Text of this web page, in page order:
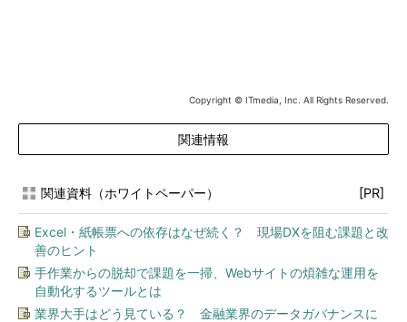
Copyright © ITmedia, Inc. All Rights Reserved.
関連情報
関連資料（ホワイトペーパー） [PR]
Excel・紙帳票への依存はなぜ続く？ 現場DXを阻む課題と改
善のヒント
手作業からの脱却で課題を一掃、Webサイトの煩雑な運用を
自動化するツールとは
業界大手はどう見ている？ 金融業界のデータガバナンスに